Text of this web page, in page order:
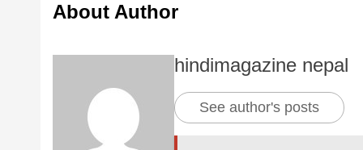
About Author
hindimagazine nepal
See author's posts